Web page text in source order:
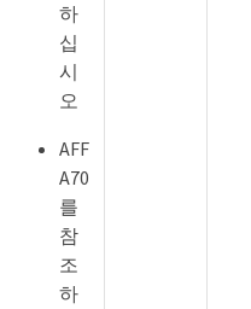
하
십
시
오
AFF
A70
를
참
조
하